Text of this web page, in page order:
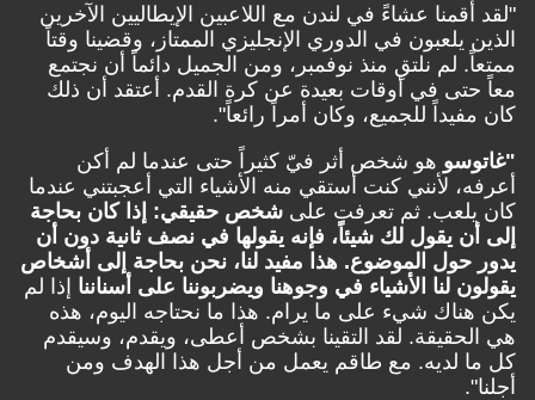
"لقد أقمنا عشاءً في لندن مع اللاعبين الإيطاليين الآخرين
الذين يلعبون في الدوري الإنجليزي الممتاز، وقضينا وقتاً
ممتعاً. لم نلتقِ منذ نوفمبر، ومن الجميل دائماً أن نجتمع
معاً حتى في أوقات بعيدة عن كرة القدم. أعتقد أن ذلك
كان مفيداً للجميع، وكان أمراً رائعاً".
"غاتوسو هو شخص أثر فيّ كثيراً حتى عندما لم أكن
أعرفه، لأنني كنت أستقي منه الأشياء التي أعجبتني عندما
كان يلعب. ثم تعرفت على شخص حقيقي: إذا كان بحاجة
إلى أن يقول لك شيئاً، فإنه يقولها في نصف ثانية دون أن
يدور حول الموضوع. هذا مفيد لنا، نحن بحاجة إلى أشخاص
يقولون لنا الأشياء في وجوهنا ويضربوننا على أسناننا إذا لم
يكن هناك شيء على ما يرام. هذا ما نحتاجه اليوم، هذه
هي الحقيقة. لقد التقينا بشخص أعطى، ويقدم، وسيقدم
كل ما لديه. مع طاقم يعمل من أجل هذا الهدف ومن
أجلنا".